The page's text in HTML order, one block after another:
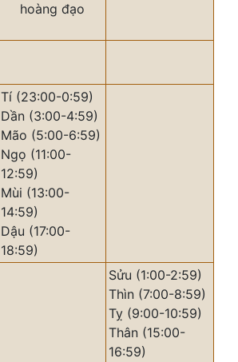
hoàng đạo
Tí (23:00-0:59)
Dần (3:00-4:59)
Mão (5:00-6:59)
Ngọ (11:00-
12:59)
Mùi (13:00-
14:59)
Dậu (17:00-
18:59)
Sửu (1:00-2:59)
Thìn (7:00-8:59)
Tỵ (9:00-10:59)
Thân (15:00-
16:59)